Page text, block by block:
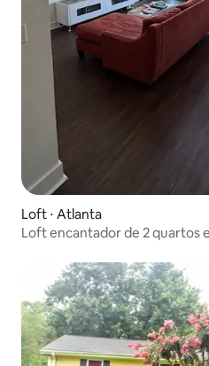
Loft ⋅ Atlanta
Loft encantador de 2 quartos